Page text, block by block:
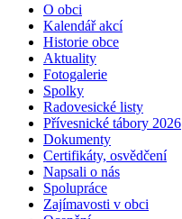
O obci
Kalendář akcí
Historie obce
Aktuality
Fotogalerie
Spolky
Radovesické listy
Přívesnické tábory 2026
Dokumenty
Certifikáty, osvědčení
Napsali o nás
Spolupráce
Zajímavosti v obci